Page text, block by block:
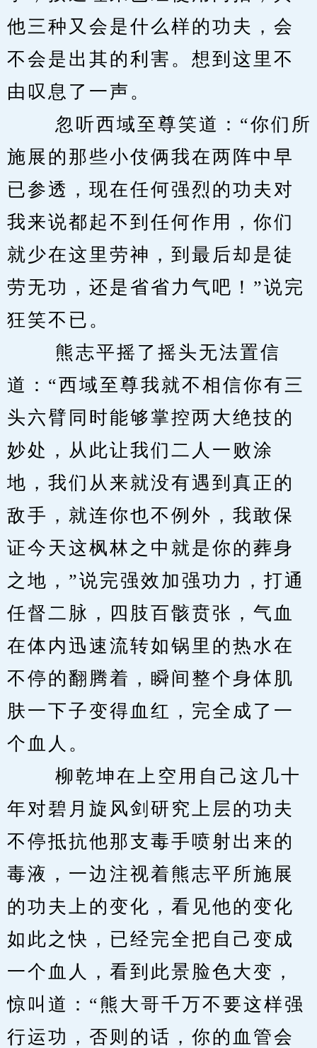
他三种又会是什么样的功夫，会
不会是出其的利害。想到这里不
由叹息了一声。
忽听西域至尊笑道：“你们所
施展的那些小伎俩我在两阵中早
已参透，现在任何强烈的功夫对
我来说都起不到任何作用，你们
就少在这里劳神，到最后却是徒
劳无功，还是省省力气吧！”说完
狂笑不已。
熊志平摇了摇头无法置信
道：“西域至尊我就不相信你有三
头六臂同时能够掌控两大绝技的
妙处，从此让我们二人一败涂
地，我们从来就没有遇到真正的
敌手，就连你也不例外，我敢保
证今天这枫林之中就是你的葬身
之地，”说完强效加强功力，打通
任督二脉，四肢百骸贲张，气血
在体内迅速流转如锅里的热水在
不停的翻腾着，瞬间整个身体肌
肤一下子变得血红，完全成了一
个血人。
柳乾坤在上空用自己这几十
年对碧月旋风剑研究上层的功夫
不停抵抗他那支毒手喷射出来的
毒液，一边注视着熊志平所施展
的功夫上的变化，看见他的变化
如此之快，已经完全把自己变成
一个血人，看到此景脸色大变，
惊叫道：“熊大哥千万不要这样强
行运功，否则的话，你的血管会